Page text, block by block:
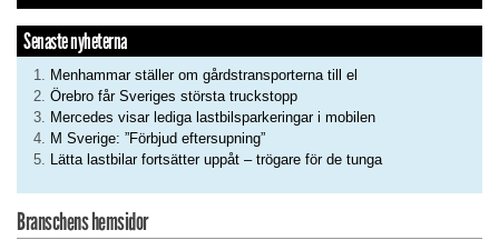
Senaste nyheterna
Menhammar ställer om gårdstransporterna till el
Örebro får Sveriges största truckstopp
Mercedes visar lediga lastbilsparkeringar i mobilen
M Sverige: ”Förbjud eftersupning”
Lätta lastbilar fortsätter uppåt – trögare för de tunga
Branschens hemsidor